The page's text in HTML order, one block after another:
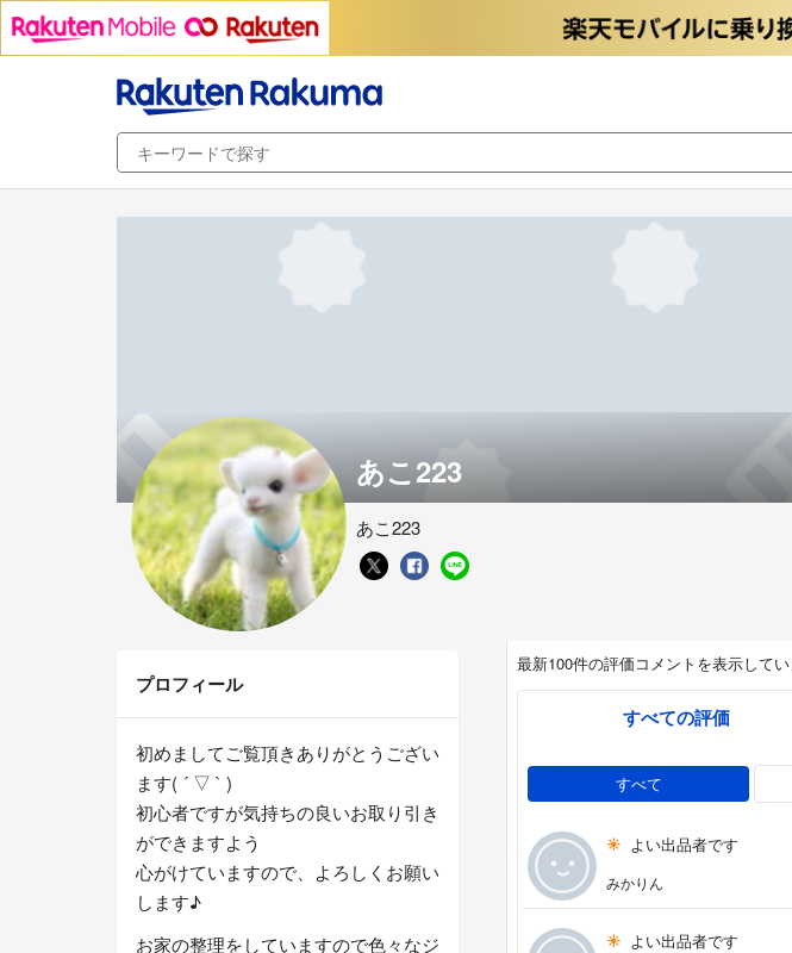
あこ223
あこ223
最新100件の評価コメントを表示して
すべての評価
すべて
よい出品者です
みかりん
よい出品者です
プロフィール
初めましてご覧頂きありがとうござい
ます( ´ ▽ ` )
初心者ですが気持ちの良いお取り引き
ができますよう
心がけていますので、よろしくお願い
します♪
お家の整理をしていますので色々なジ